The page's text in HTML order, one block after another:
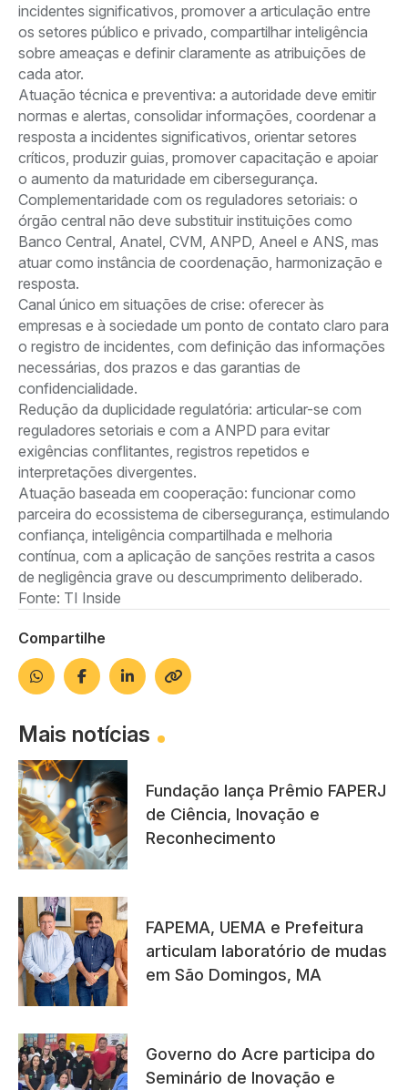
incidentes significativos, promover a articulação entre
os setores público e privado, compartilhar inteligência
sobre ameaças e definir claramente as atribuições de
cada ator.
Atuação técnica e preventiva: a autoridade deve emitir
normas e alertas, consolidar informações, coordenar a
resposta a incidentes significativos, orientar setores
críticos, produzir guias, promover capacitação e apoiar
o aumento da maturidade em cibersegurança.
Complementaridade com os reguladores setoriais: o
órgão central não deve substituir instituições como
Banco Central, Anatel, CVM, ANPD, Aneel e ANS, mas
atuar como instância de coordenação, harmonização e
resposta.
Canal único em situações de crise: oferecer às
empresas e à sociedade um ponto de contato claro para
o registro de incidentes, com definição das informações
necessárias, dos prazos e das garantias de
confidencialidade.
Redução da duplicidade regulatória: articular-se com
reguladores setoriais e com a ANPD para evitar
exigências conflitantes, registros repetidos e
interpretações divergentes.
Atuação baseada em cooperação: funcionar como
parceira do ecossistema de cibersegurança, estimulando
confiança, inteligência compartilhada e melhoria
contínua, com a aplicação de sanções restrita a casos
de negligência grave ou descumprimento deliberado.
Fonte: TI Inside
Compartilhe
Mais notícias
Fundação lança Prêmio FAPERJ
de Ciência, Inovação e
Reconhecimento
FAPEMA, UEMA e Prefeitura
articulam laboratório de mudas
em São Domingos, MA
Governo do Acre participa do
Seminário de Inovação e